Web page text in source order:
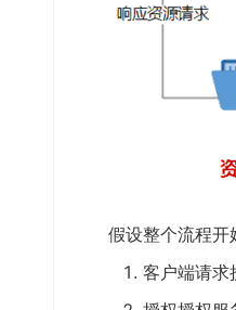
假设整个流程开
客户端请求